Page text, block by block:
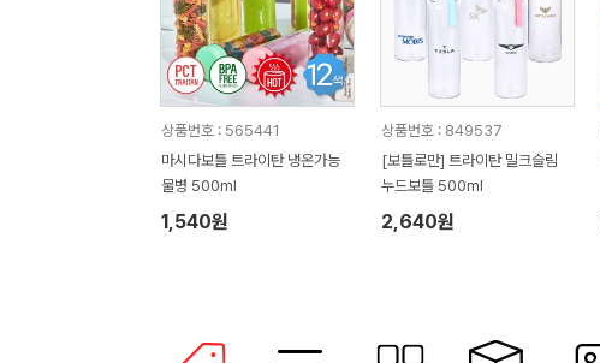
상품번호 : 565441
마시다보틀 트라이탄 냉온가능
물병 500ml
1,540원
상품번호 : 849537
[보틀로만] 트라이탄 밀크슬림
누드보틀 500ml
2,640원